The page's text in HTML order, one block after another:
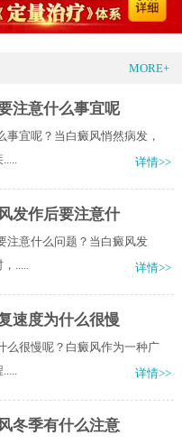
MORE+
注意什么事宜呢
宜呢？当白癜风悄然病发，
详情>>
发作后要注意什
注意什么问题？当白癜风发
.....
详情>>
速度为什么很慢
么很慢呢？白癜风作为一种广
详情>>
冬季有什么注意